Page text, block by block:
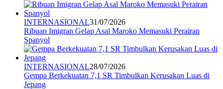
INTERNASIONAL31/07/2026
Ribuan Imigran Gelap Asal Maroko Memasuki Perairan
Spanyol
INTERNASIONAL28/07/2026
Gempa Berkekuatan 7,1 SR Timbulkan Kerusakan Luas di
Jepang